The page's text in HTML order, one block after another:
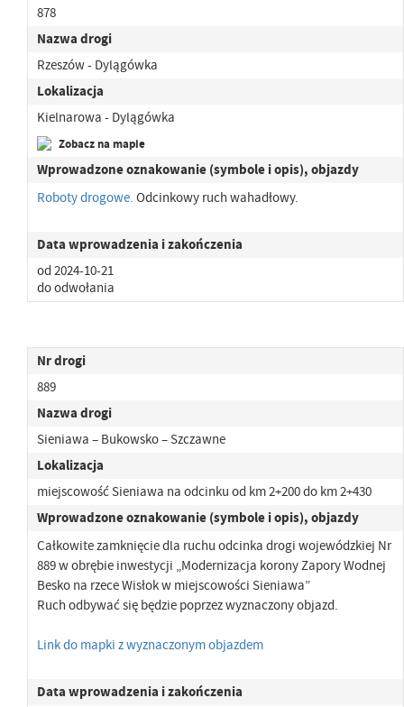
878
Nazwa drogi
Rzeszów - Dylągówka
Lokalizacja
Kielnarowa - Dylągówka
Zobacz na mapie
Wprowadzone oznakowanie (symbole i opis), objazdy
Roboty drogowe. Odcinkowy ruch wahadłowy.
Data wprowadzenia i zakończenia
od 2024-10-21
do odwołania
Nr drogi
889
Nazwa drogi
Sieniawa – Bukowsko – Szczawne
Lokalizacja
miejscowość Sieniawa na odcinku od km 2+200 do km 2+430
Wprowadzone oznakowanie (symbole i opis), objazdy
Całkowite zamknięcie dla ruchu odcinka drogi wojewódzkiej Nr
889 w obrębie inwestycji „Modernizacja korony Zapory Wodnej
Besko na rzece Wisłok w miejscowości Sieniawa”
Ruch odbywać się będzie poprzez wyznaczony objazd.
Link do mapki z wyznaczonym objazdem
Data wprowadzenia i zakończenia